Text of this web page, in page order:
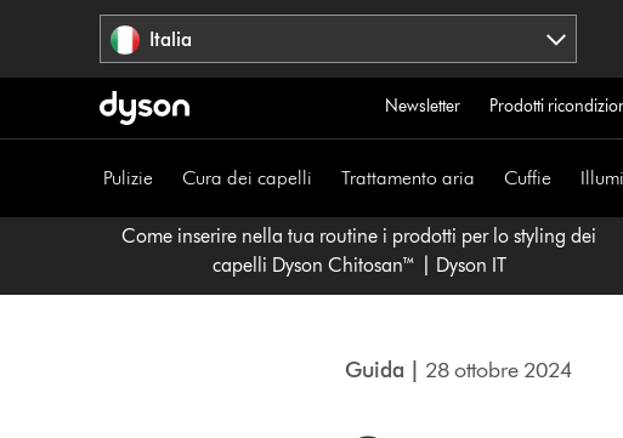
Italia
Newsletter Prodotti
Pulizie Cura dei capelli Trattamento aria Cuffie
Come inserire nella tua routine i prodotti per lo styling dei
capelli Dyson Chitosan™ | Dyson IT
Guida | 28 ottobre 2024